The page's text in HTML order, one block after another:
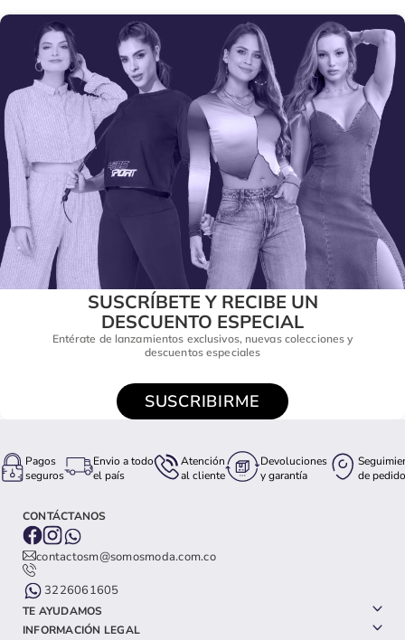
SUSCRÍBETE Y RECIBE UN
DESCUENTO ESPECIAL
Entérate de lanzamientos exclusivos, nuevas colecciones y
descuentos especiales
SUSCRIBIRME
Pagos
seguros
Envio a todo
el país
Atención
al cliente
Devoluciones
y garantía
de pedido
CONTÁCTANOS
contactosm@somosmoda.com.co
3226061605
TE AYUDAMOS
INFORMACIÓN LEGAL